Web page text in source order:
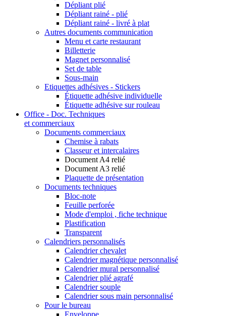
Dépliant plié
Dépliant rainé - plié
Dépliant rainé - livré à plat
Autres documents communication
Menu et carte restaurant
Billetterie
Magnet personnalisé
Set de table
Sous-main
Etiquettes adhésives - Stickers
Étiquette adhésive individuelle
Étiquette adhésive sur rouleau
Office - Doc. Techniques
et commerciaux
Documents commerciaux
Chemise à rabats
Classeur et intercalaires
Document A4 relié
Document A3 relié
Plaquette de présentation
Documents techniques
Bloc-note
Feuille perforée
Mode d'emploi , fiche technique
Plastification
Transparent
Calendriers personnalisés
Calendrier chevalet
Calendrier magnétique personnalisé
Calendrier mural personnalisé
Calendrier plié agrafé
Calendrier souple
Calendrier sous main personnalisé
Pour le bureau
Enveloppe